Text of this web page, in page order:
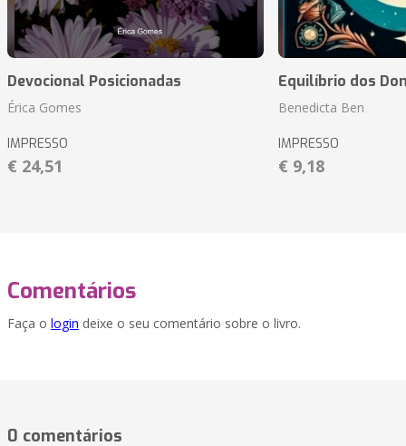
Devocional Posicionadas
Érica Gomes
IMPRESSO
€ 24,51
Equilíbrio dos
Benedicta Ben
IMPRESSO
€ 9,18
Comentários
Faça o login deixe o seu comentário sobre o livro.
0 comentários